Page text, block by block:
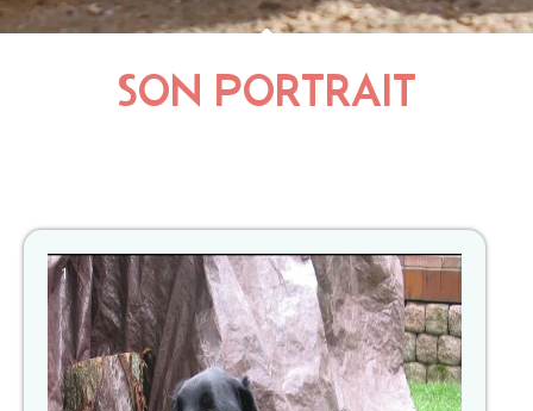
SON PORTRAIT
1